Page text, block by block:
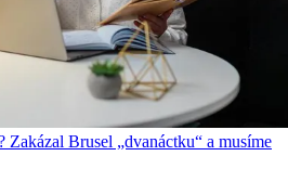
Brusel „dvanáctku“ a musíme